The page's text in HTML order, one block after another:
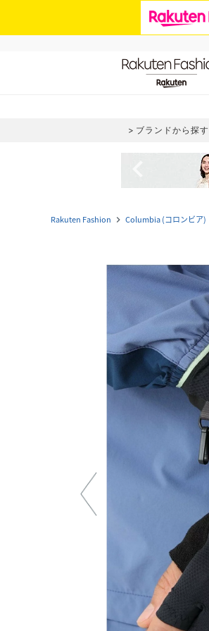
ブランドから探す
Rakuten Fashion navigate_next Columbia (コロンビア)